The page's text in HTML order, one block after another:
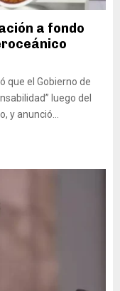
a fondo
que el Gobierno de
luego del
y anunció...